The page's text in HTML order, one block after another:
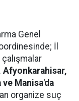
Genel
İl
çalışmalar
Afyonkarahisar,
ve Manisa'da
organize suç